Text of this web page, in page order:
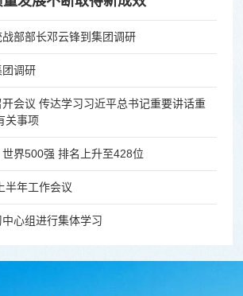
部部长邓云锋到集团调研
调研
会议 传达学习习近平总书记重要讲话重
关事项
界500强 排名上升至428位
半年工作会议
心组进行集体学习